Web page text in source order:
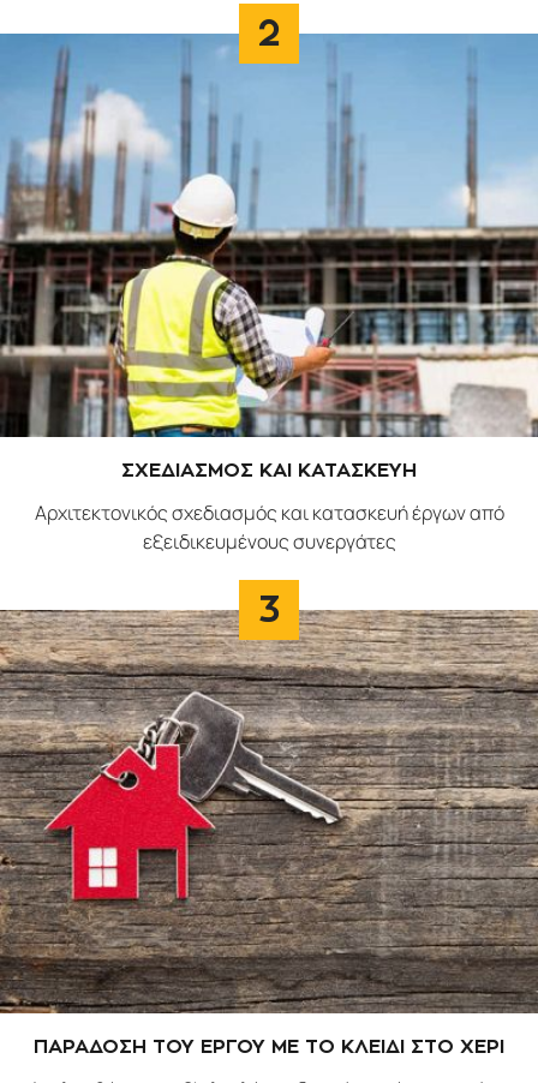
2
ΣΧΕΔΙΑΣΜΟΣ ΚΑΙ ΚΑΤΑΣΚΕΥΗ
Αρχιτεκτονικός σχεδιασμός και κατασκευή έργων από
εξειδικευμένους συνεργάτες
3
ΠΑΡΑΔΟΣΗ ΤΟΥ ΕΡΓΟΥ ΜΕ ΤΟ ΚΛΕΙΔΙ ΣΤΟ ΧΕΡΙ